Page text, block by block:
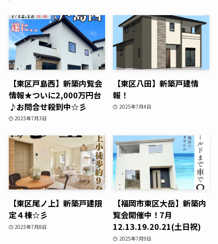
【東区戸島西】新築内覧会
情報★ついに2,000万円台
♪お問合せ殺到中☆彡
2025年7月3日
【東区八田】新築戸建情
報！
2025年7月4日
【東区尾ノ上】新築戸建限
定４棟☆彡
2025年7月8日
【福岡市東区大岳】新築内
覧会開催中！7月
12.13.19.20.21(土日祝)
2025年7月9日